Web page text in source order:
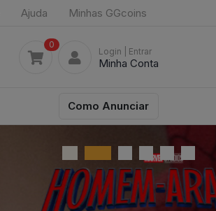
Ajuda Minhas GGcoins
0
Login | Entrar
Minha Conta
Como Anunciar